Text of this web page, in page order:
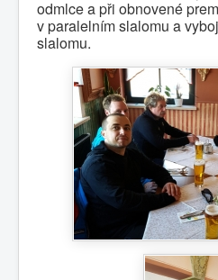
odmlce a při obnovené
v paralelním slalomu a
slalomu.